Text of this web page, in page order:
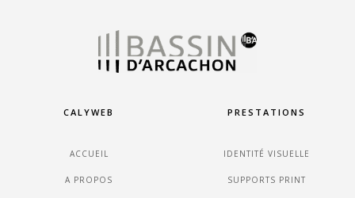
CALYWEB
ACCUEIL
A PROPOS
PRESTATIONS
IDENTITÉ VISUELLE
SUPPORTS PRINT